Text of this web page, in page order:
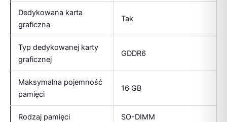
Dedykowana karta
graficzna
Tak
Typ dedykowanej karty
graficznej
GDDR6
Maksymalna pojemność
pamięci
16 GB
Rodzaj pamięci SO-DIMM